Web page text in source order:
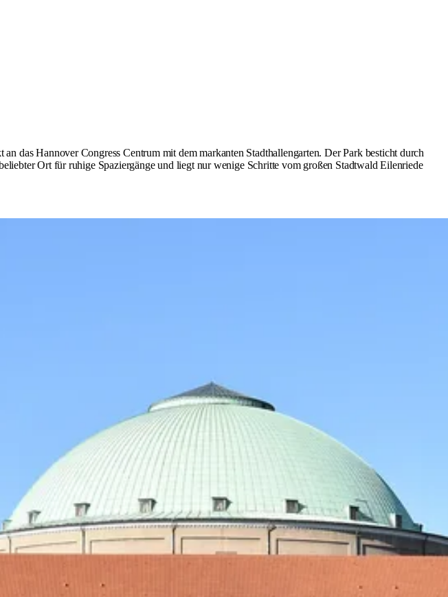
das Hannover Congress Centrum mit dem markanten Stadthallengarten. Der Park besticht durch
Ort für ruhige Spaziergänge und liegt nur wenige Schritte vom großen Stadtwald Eilenriede